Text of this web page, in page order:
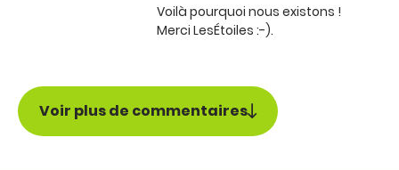
Voilà pourquoi nous existons !
Merci LesÉtoiles :-).
Voir plus de commentaires